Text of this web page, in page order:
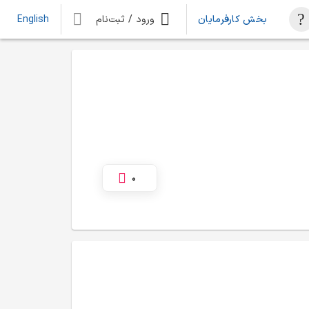
بخش کارفرمایان ورود / ثبت‌نام English
0